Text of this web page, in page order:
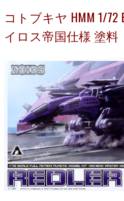
コトブキヤ HMM 1/72
イロス帝国仕様 塗料